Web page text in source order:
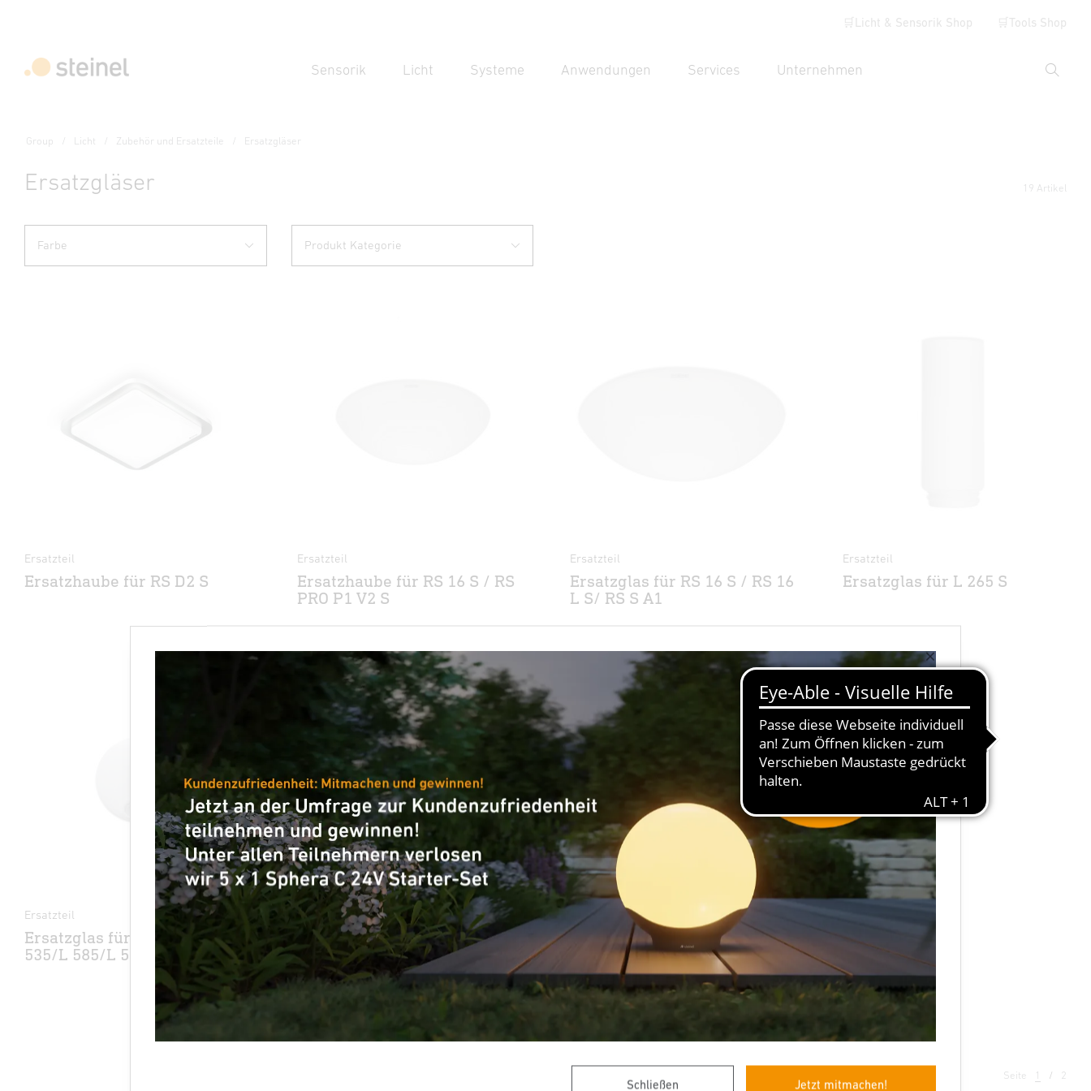
🛒Licht & Sensorik Shop 🛒Tools Shop
Sensorik Licht Systeme Anwendungen Services Unternehmen
Suche
×
Schließen Jetzt mitmachen!
Group Licht Zubehör und Ersatzteile Ersatzgläser
Ersatzgläser 19 Artikel
Farbe Produkt Kategorie
Ersatzteil
Ersatzhaube für RS D2 S
Ersatzteil
Ersatzhaube für RS 16 S / RS
PRO P1 V2 S
Ersatzteil
Ersatzglas für RS 16 S / RS 16
L S/ RS S A1
Ersatzteil
Ersatzglas für L 265 S
Ersatzteil
Ersatzglas für L 70X/L 590/L
535/L 585/L 560/L 595
Ersatzteil
Ersatzglas für GL 60 S Ersatzhaube für L 20 S
Seite 1 2